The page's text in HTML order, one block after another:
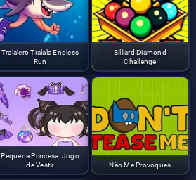
Tralalero Tralala Endless
Run
Billiard Diamond
Challenge
Pequena Princesa: Jogo
de Vestir
Não Me Provoques